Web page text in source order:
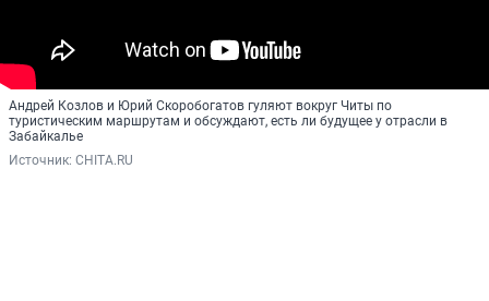
Андрей Козлов и Юрий Скоробогатов гуляют вокруг Читы по
туристическим маршрутам и обсуждают, есть ли будущее у отрасли в
Забайкалье
Источник: CHITA.RU